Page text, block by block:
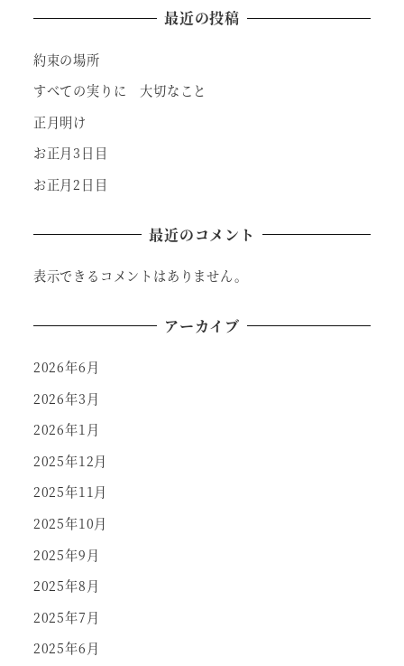
最近の投稿
約束の場所
すべての実りに 大切なこと
正月明け
お正月3日目
お正月2日目
最近のコメント
表示できるコメントはありません。
アーカイブ
2026年6月
2026年3月
2026年1月
2025年12月
2025年11月
2025年10月
2025年9月
2025年8月
2025年7月
2025年6月